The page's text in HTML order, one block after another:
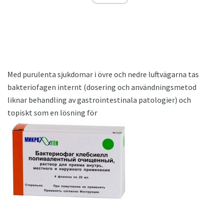
Med purulenta sjukdomar i övre och nedre luftvägarna tas
bakteriofagen internt (dosering och användningsmetod
liknar behandling av gastrointestinala patologier) och
topiskt som en lösning för